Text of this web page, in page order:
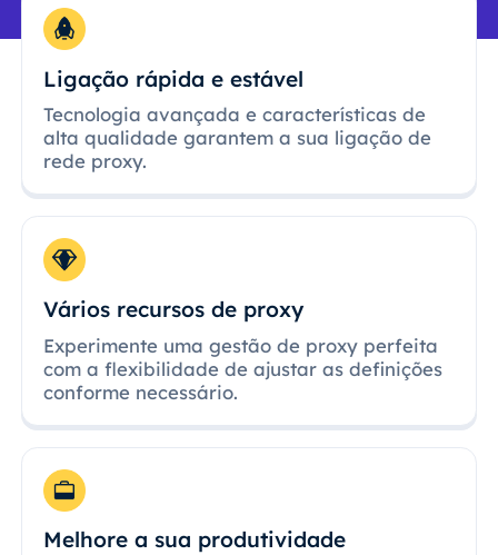
Ligação rápida e estável
Tecnologia avançada e características de
alta qualidade garantem a sua ligação de
rede proxy.
Vários recursos de proxy
Experimente uma gestão de proxy perfeita
com a flexibilidade de ajustar as definições
conforme necessário.
Melhore a sua produtividade